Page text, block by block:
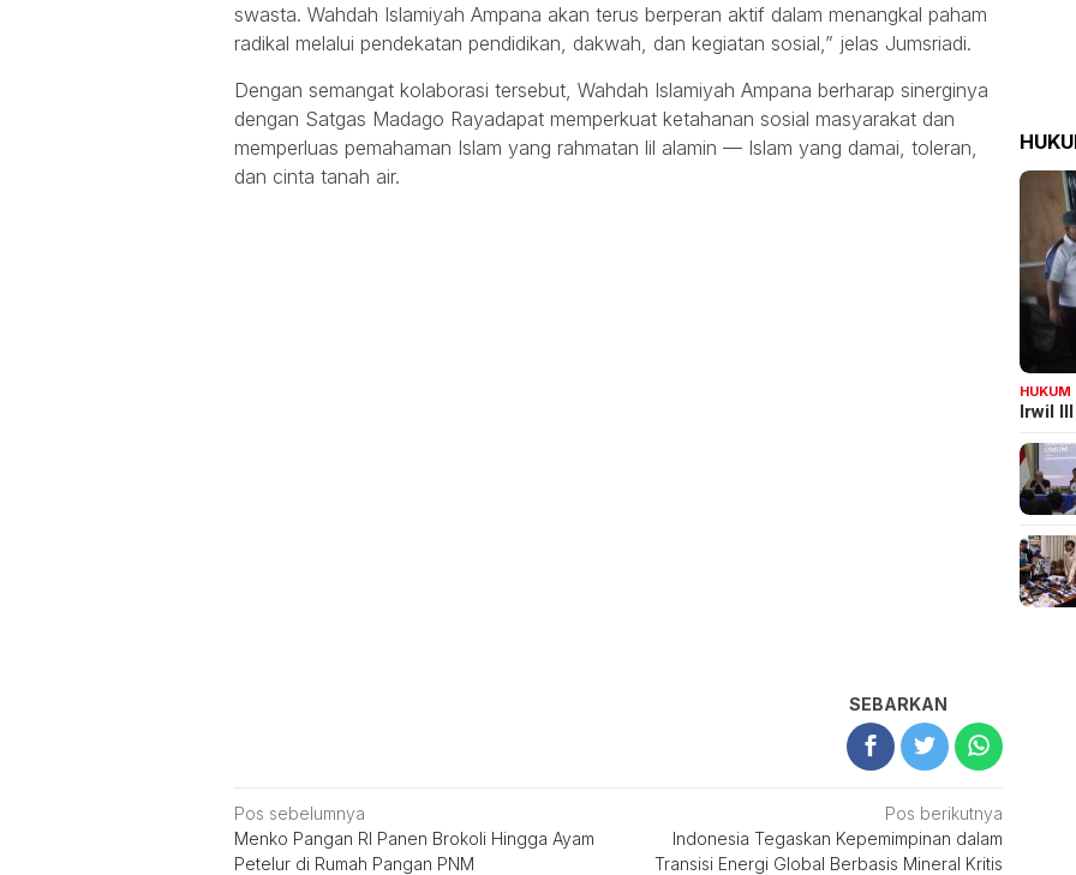
swasta. Wahdah Islamiyah Ampana akan terus berperan aktif dalam menangkal paham
radikal melalui pendekatan pendidikan, dakwah, dan kegiatan sosial,” jelas Jumsriadi.
Dengan semangat kolaborasi tersebut, Wahdah Islamiyah Ampana berharap sinerginya
dengan Satgas Madago Rayadapat memperkuat ketahanan sosial masyarakat dan
memperluas pemahaman Islam yang rahmatan lil alamin — Islam yang damai, toleran,
dan cinta tanah air.
SEBARKAN
Navigasi
pos
Pos sebelumnya
Menko Pangan RI Panen Brokoli Hingga Ayam
Petelur di Rumah Pangan PNM
Pos berikutnya
Indonesia Tegaskan Kepemimpinan dalam
Transisi Energi Global Berbasis Mineral Kritis
HUKUM
Irwil